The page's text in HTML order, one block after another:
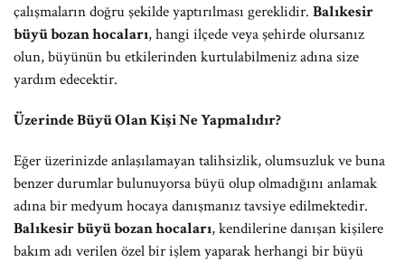
çalışmaların doğru şekilde yaptırılması gereklidir. Balıkesir
büyü bozan hocaları, hangi ilçede veya şehirde olursanız
olun, büyünün bu etkilerinden kurtulabilmeniz adına size
yardım edecektir.
Üzerinde Büyü Olan Kişi Ne Yapmalıdır?
Eğer üzerinizde anlaşılamayan talihsizlik, olumsuzluk ve buna
benzer durumlar bulunuyorsa büyü olup olmadığını anlamak
adına bir medyum hocaya danışmanız tavsiye edilmektedir.
Balıkesir büyü bozan hocaları, kendilerine danışan kişilere
bakım adı verilen özel bir işlem yaparak herhangi bir büyü